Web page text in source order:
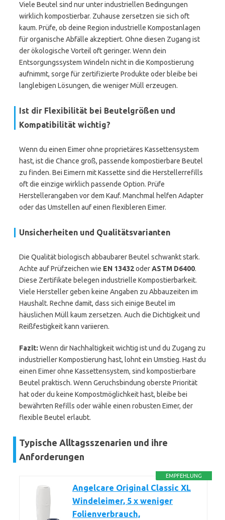
Viele Beutel sind nur unter industriellen Bedingungen
wirklich kompostierbar. Zuhause zersetzen sie sich oft
kaum. Prüfe, ob deine Region industrielle Kompostanlagen
für organische Abfälle akzeptiert. Ohne diesen Zugang ist
der ökologische Vorteil oft geringer. Wenn dein
Entsorgungssystem Windeln nicht in die Kompostierung
aufnimmt, sorge für zertifizierte Produkte oder bleibe bei
langlebigen Lösungen, die weniger Müll erzeugen.
Ist dir Flexibilität bei Beutelgrößen und
Kompatibilität wichtig?
Wenn du einen Eimer ohne proprietäres Kassettensystem
hast, ist die Chance groß, passende kompostierbare Beutel
zu finden. Bei Eimern mit Kassette sind die Herstellerrefills
oft die einzige wirklich passende Option. Prüfe
Herstellerangaben vor dem Kauf. Manchmal helfen Adapter
oder das Umstellen auf einen flexibleren Eimer.
Unsicherheiten und Qualitätsvarianten
Die Qualität biologisch abbaubarer Beutel schwankt stark.
Achte auf Prüfzeichen wie EN 13432oderASTM D6400.
Diese Zertifikate belegen industrielle Kompostierbarkeit.
Viele Hersteller geben keine Angaben zu Abbauzeiten im
Haushalt. Rechne damit, dass sich einige Beutel im
häuslichen Müll kaum zersetzen. Auch die Dichtigkeit und
Reißfestigkeit kann variieren.
Fazit: Wenn dir Nachhaltigkeit wichtig ist und du Zugang zu
industrieller Kompostierung hast, lohnt ein Umstieg. Hast du
einen Eimer ohne Kassettensystem, sind kompostierbare
Beutel praktisch. Wenn Geruchsbindung oberste Priorität
hat oder du keine Kompostmöglichkeit hast, bleibe bei
bewährten Refills oder wähle einen robusten Eimer, der
flexible Beutel erlaubt.
Typische Alltagsszenarien und ihre
Anforderungen
EMPFEHLUNG
Angelcare Original Classic XL
Windeleimer, 5 x weniger
Folienverbrauch,